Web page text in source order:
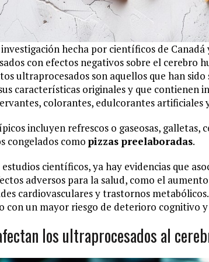
hecha por científicos de
con efectos negativos sobre el cerebro
ultraprocesados son aquellos que han
características originales y que contienen
colorantes, edulcorantes artificiales
incluyen refrescos o gaseosas, galletas,
congelados como pizzas preelaboradas.
científicos, ya hay evidencias que
adversos para la salud, como el
cardiovasculares y trastornos
con un mayor riesgo de deterioro cognitivo
los ultraprocesados al